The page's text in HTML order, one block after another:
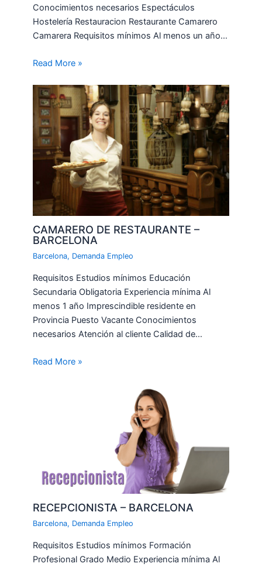
Conocimientos necesarios Espectáculos
Hostelería Restauracion Restaurante Camarero
Camarera Requisitos mínimos Al menos un año…
Read More »
CAMARERO DE RESTAURANTE –
BARCELONA
Barcelona, Demanda Empleo
Requisitos Estudios mínimos Educación
Secundaria Obligatoria Experiencia mínima Al
menos 1 año Imprescindible residente en
Provincia Puesto Vacante Conocimientos
necesarios Atención al cliente Calidad de…
Read More »
RECEPCIONISTA – BARCELONA
Barcelona, Demanda Empleo
Requisitos Estudios mínimos Formación
Profesional Grado Medio Experiencia mínima Al